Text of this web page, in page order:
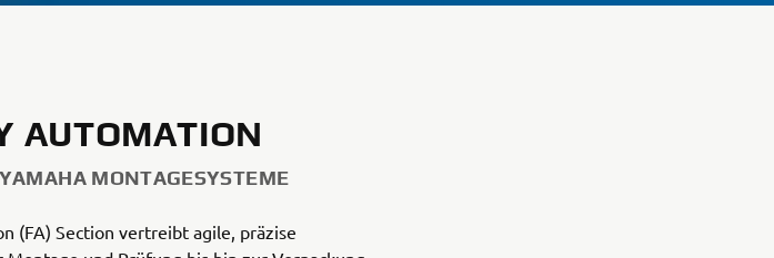
AUTOMATION
MONTAGESYSTEME
(FA) Section vertreibt agile, präzise